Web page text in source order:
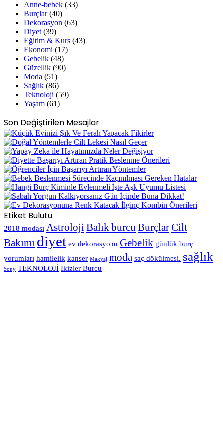
Anne-bebek (33)
Burçlar(40)
Dekorasyon (63)
Diyet (39)
Eğitim & Kurs (43)
Ekonomi (17)
Gebelik (48)
Güzellik (90)
Moda (51)
Sağlık (86)
Teknoloji (59)
Yaşam (61)
Son Değiştirilen Mesajlar
Etiket Bulutu
2018 modası Astroloji Balık burcu BurçlarCilt
Bakımı diyet ev dekorasyonu Gebelik günlük burç
yorumları hamilelik kanser Makyaj moda saç dökülmesi. sağlık
Sony TEKNOLOJİ İkizler Burcu